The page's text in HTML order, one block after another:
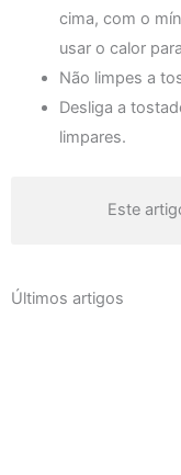
cima, com o
usar o calor
Não limpes a
Desliga a
limpares.
Este
Últimos artigos